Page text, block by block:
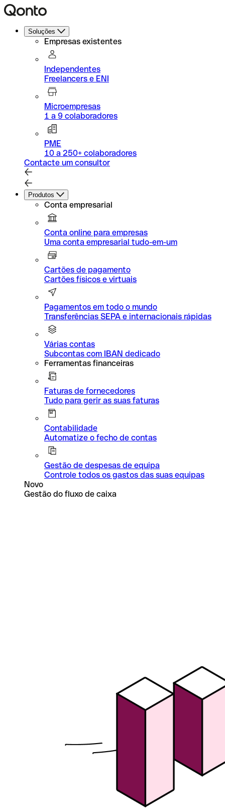
Soluções
Empresas existentes
Independentes
Freelancers e ENI
Microempresas
1 a 9 colaboradores
PME
10 a 250+ colaboradores
Contacte um consultor
Produtos
Conta empresarial
Conta online para empresas
Uma conta empresarial tudo-em-um
Cartões de pagamento
Cartões físicos e virtuais
Pagamentos em todo o mundo
Transferências SEPA e internacionais rápidas
Várias contas
Subcontas com IBAN dedicado
Ferramentas financeiras
Faturas de fornecedores
Tudo para gerir as suas faturas
Contabilidade
Automatize o fecho de contas
Gestão de despesas de equipa
Controle todos os gastos das suas equipas
Novo
Gestão do fluxo de caixa